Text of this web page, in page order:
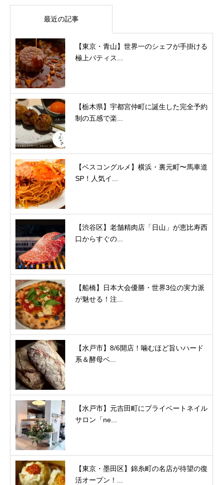
最近の記事
【東京・青山】世界一のシェフが手掛ける
極上パティス...
【栃木県】宇都宮仲町に誕生した完全予約
制の五感で楽...
【ベスコングルメ】横浜・裏元町〜馬車道
SP！人気イ...
【渋谷区】老舗精肉店「日山」が恵比寿西
口からすぐの...
【船橋】日本大会優勝・世界3位の実力派
が魅せる！注...
【水戸市】8/6開店！噛むほど旨いハード
系＆酵母ベ...
【水戸市】元吉田町にプライベートネイル
サロン「ne...
【東京・墨田区】錦糸町の名店が待望の復
活オープン！...